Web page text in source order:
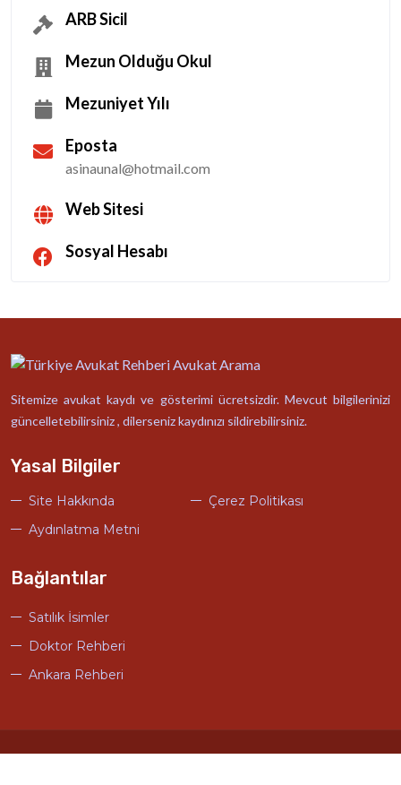
ARB Sicil
Mezun Olduğu Okul
Mezuniyet Yılı
Eposta
asinaunal@hotmail.com
Web Sitesi
Sosyal Hesabı
Sitemize avukat kaydı ve gösterimi ücretsizdir. Mevcut bilgilerinizi
güncelletebilirsiniz , dilerseniz kaydınızı sildirebilirsiniz.
Yasal Bilgiler
Site Hakkında
Çerez Politikası
Aydınlatma Metni
Bağlantılar
Satılık İsimler
Doktor Rehberi
Ankara Rehberi